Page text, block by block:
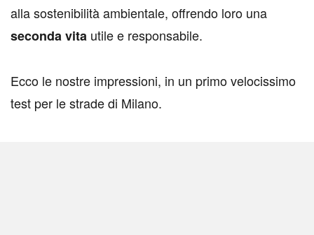
alla sostenibilità ambientale, offrendo loro una
seconda vita utile e responsabile.
Ecco le nostre impressioni, in un primo velocissimo
test per le strade di Milano.